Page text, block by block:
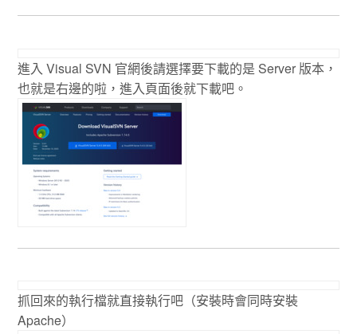
進入 Visual SVN 官網後請選擇要下載的是 Server 版本，
也就是右邊的啦，進入頁面後就下載吧。
抓回來的執行檔就直接執行吧（安裝時會同時安裝
Apache）